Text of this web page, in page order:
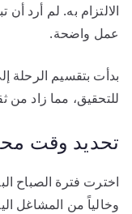
الالتزام به. لم أرد
عمل واضحة.
بدأت بتقسيم الرحلة
للتحقيق، مما زاد من
تحديد وقت
اخترت فترة الصباح
وخالياً من المشاغل